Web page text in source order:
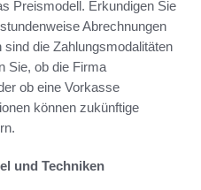
Preismodell. Erkundigen Sie
Abrechnungen
die Zahlungsmodalitäten
Sie, ob die Firma
ob eine Vorkasse
können zukünftige
und Techniken